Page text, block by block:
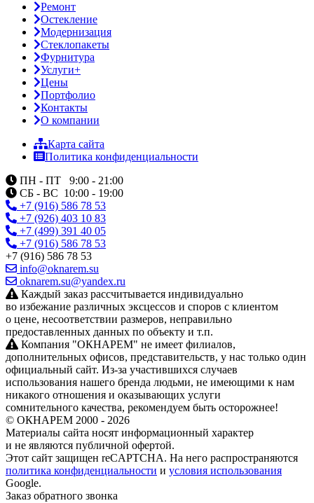
Ремонт
Остекление
Модернизация
Стеклопакеты
Фурнитура
Услуги+
Цены
Портфолио
Контакты
О компании
Карта сайта
Политика конфиденциальности
ПН - ПТ 9:00 - 21:00
СБ - ВС 10:00 - 19:00
+7 (916) 586 78 53
+7 (926) 403 10 83
+7 (499) 391 40 05
+7 (916) 586 78 53
+7 (916) 586 78 53
info@oknarem.su
oknarem.su@yandex.ru
Каждый заказ рассчитывается индивидуально
во избежание различных эксцессов и споров с клиентом
о цене, несоответствии размеров, неправильно
предоставленных данных по объекту и т.п.
Компания "ОКНАРЕМ" не имеет филиалов,
дополнительных офисов, представительств, у нас только один
официальный сайт. Из‑за участившихся случаев
использования нашего бренда людьми, не имеющими к нам
никакого отношения и оказывающих услуги
сомнительного качества, рекомендуем быть осторожнее!
© ОКНАРЕМ 2000 - 2026
Материалы сайта носят информационный характер
и не являются публичной офертой.
Этот сайт защищен reCAPTCHA. На него распространяются
политика конфиденциальности и условия использования
Google.
Заказ обратного звонка